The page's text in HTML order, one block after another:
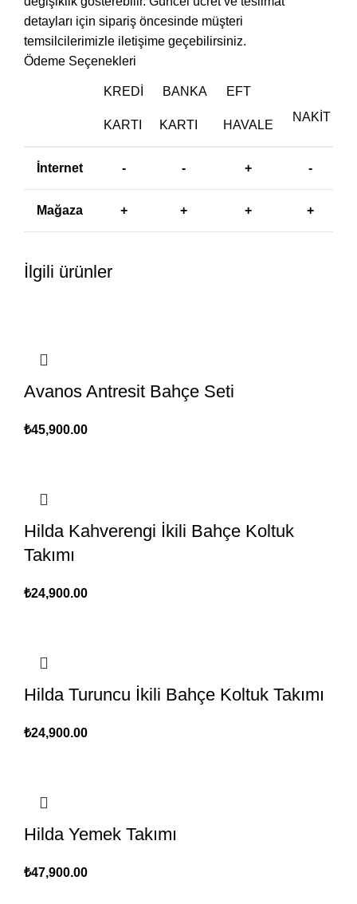
detayları için sipariş öncesinde müşteri
temsilcilerimizle iletişime geçebilirsiniz.
Ödeme Seçenekleri
KREDI
KARTI
BANKA
KARTI
EFT
HAVALE
NAKIT
İnternet - - + -
Mağaza + + + +
İlgili ürünler
Avanos Antresit Bahçe Seti
₺45,900.00
Hilda Kahverengi İkili Bahçe Koltuk
Takımı
₺24,900.00
Hilda Turuncu İkili Bahçe Koltuk Takımı
₺24,900.00
Hilda Yemek Takımı
₺47,900.00